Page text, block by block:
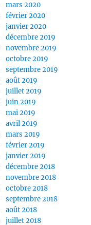
mars 2020
février 2020
janvier 2020
décembre 2019
novembre 2019
octobre 2019
septembre 2019
août 2019
juillet 2019
juin 2019
mai 2019
avril 2019
mars 2019
février 2019
janvier 2019
décembre 2018
novembre 2018
octobre 2018
septembre 2018
août 2018
juillet 2018